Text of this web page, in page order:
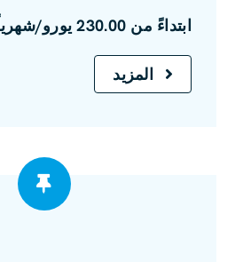
ابتداءً من 230.00 يورو/شهرياً*
المزيد